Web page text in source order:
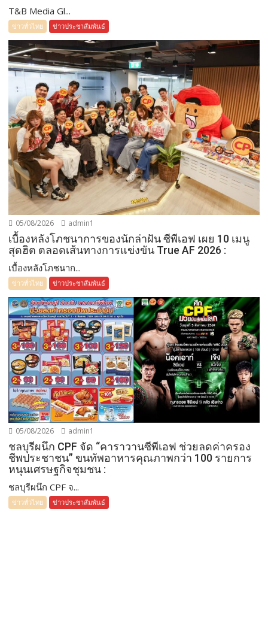
T&B Media Gl...
ข่าวทั่วไทย ข่าวประชาสัมพันธ์
05/08/2026 admin1
เบื้องหลังโภชนาการของนักล่าฝัน ซีพีเอฟ เผย 10 เมนู
สุดฮิต ตลอดเส้นทางการแข่งขัน True AF 2026 :
เบื้องหลังโภชนาก...
ข่าวทั่วไทย ข่าวประชาสัมพันธ์
05/08/2026 admin1
ชลบุรีผนึก CPF จัด “คาราวานซีพีเอฟ ช่วยลดค่าครอง
ชีพประชาชน” ขนทัพอาหารคุณภาพกว่า 100 รายการ
หนุนเศรษฐกิจชุมชน :
ชลบุรีผนึก CPF จ...
ข่าวทั่วไทย ข่าวประชาสัมพันธ์